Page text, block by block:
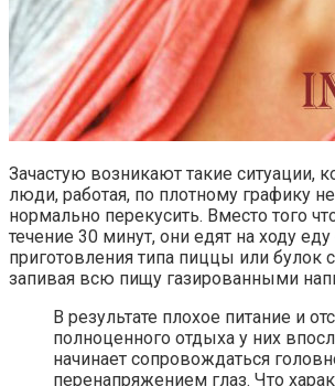
Зачастую возникают такие ситуации,
люди, работая, по плотному графику
нормально перекусить. Вместо того
течение 30 минут, они едят на ходу
приготовления типа пиццы или булок
запивая всю пищу газированными
В результате плохое питание и
полноценного отдыха у них
начинает сопровождаться
перенапряжением глаз. Что